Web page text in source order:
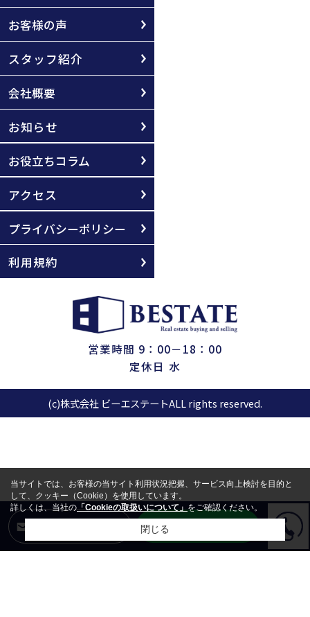
お客様の声
スタッフ紹介
会社概要
お知らせ
お役立ちコラム
アクセス
プライバシーポリシー
利用規約
営業時間 9：00－18：00
定休日 水
(c)株式会社 ビーエステートALL rights reserved.
LINEからお問合せ
当サイトでは、お客様の当サイト利用状況把握、サービス向上検討を目的と
して、クッキー（Cookie）を使用しています。
詳しくは、当社の「Cookieの取扱いについて」をご確認ください。
閉じる